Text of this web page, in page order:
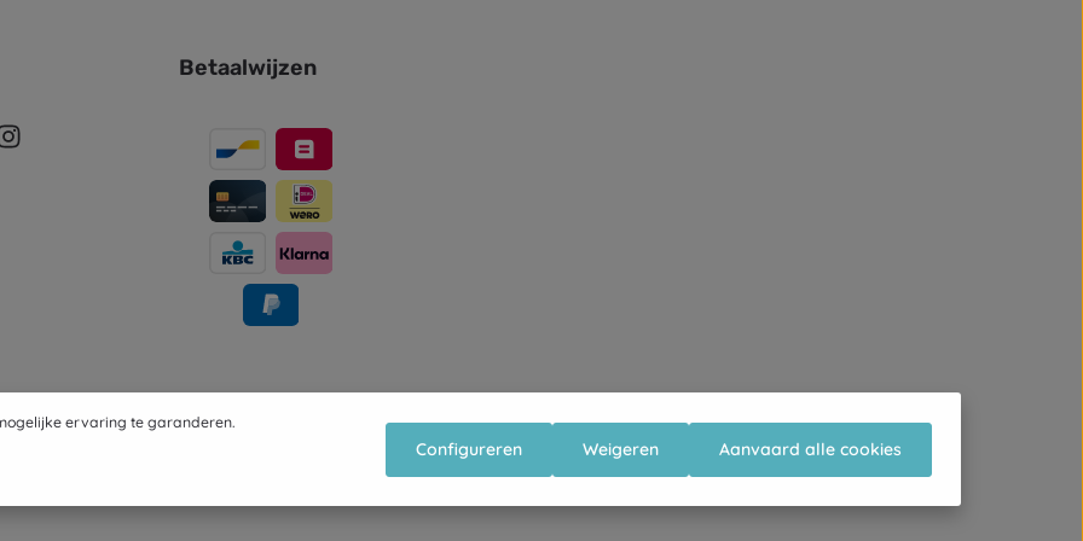
Betaalwijzen
ervaring te garanderen.
Weigeren
Configureren Aanvaard alle cookies